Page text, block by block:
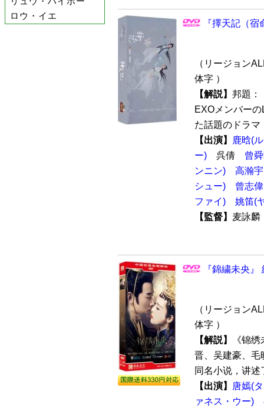
ロウ・イエ
『擇天記（
（リージョン
体字 ）
【解説】 邦題：
EXOメンバー
た話題のドラマ
【出演】
鹿晗(
ー) 呉倩 曾
ンニン)
高瀚
シュー)
曾志
ファイ)
姚笛(
【監督】 麦詠
『錦繍未央
（リージョン
体字 ）
【解説】
《锦
晋、吴建豪、毛
同名小说，讲
【出演】
唐嫣(
ァネス・ウー)